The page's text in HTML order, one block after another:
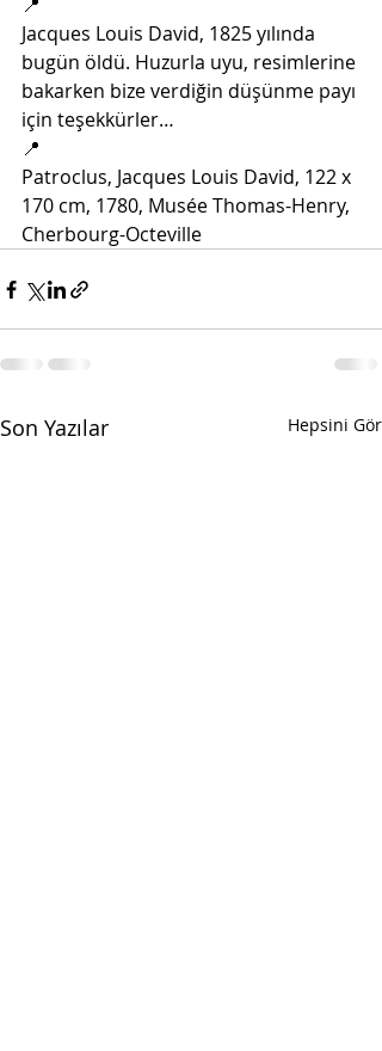
Jacques Louis David, 1825 yılında
bugün öldü. Huzurla uyu, resimlerine
bakarken bize verdiğin düşünme payı
için teşekkürler…
📍
Patroclus, Jacques Louis David, 122 x
170 cm, 1780, Musée Thomas-Henry,
Cherbourg-Octeville
Son Yazılar Hepsini Gör